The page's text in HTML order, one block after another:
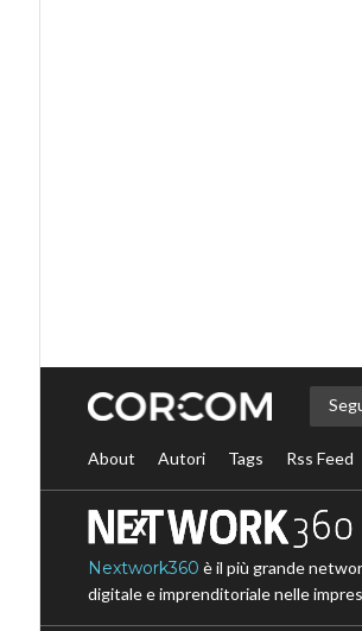
About Autori Tags Rss Feed
Nextwork360 è il più grande
digitale e imprenditoriale nelle